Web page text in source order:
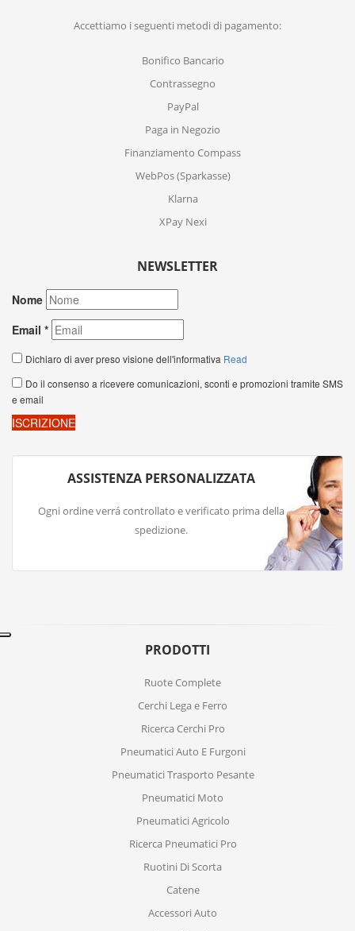
Accettiamo i seguenti metodi di pagamento:
Bonifico Bancario
Contrassegno
PayPal
Paga in Negozio
Finanziamento Compass
WebPos (Sparkasse)
Klarna
XPay Nexi
NEWSLETTER
ASSISTENZA PERSONALIZZATA
Ogni ordine verrá controllato e verificato prima della
spedizione.
PRODOTTI
Ruote Complete
Cerchi Lega e Ferro
Ricerca Cerchi Pro
Pneumatici Auto E Furgoni
Pneumatici Trasporto Pesante
Pneumatici Moto
Pneumatici Agricolo
Ricerca Pneumatici Pro
Ruotini Di Scorta
Catene
Accessori Auto